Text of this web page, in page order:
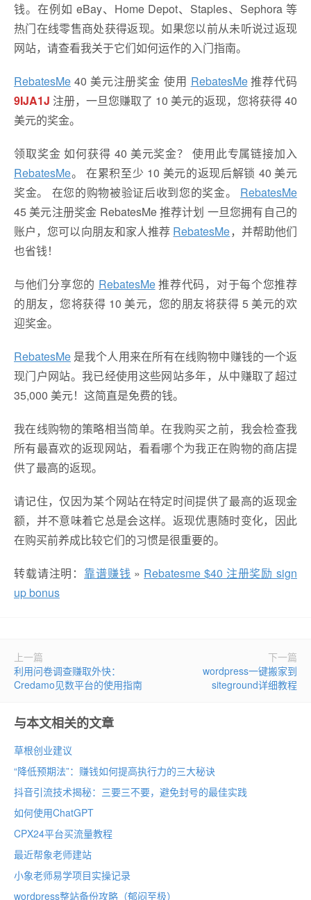
钱。在例如 eBay、Home Depot、Staples、Sephora 等
热门在线零售商处获得返现。如果您以前从未听说过返现
网站，请查看我关于它们如何运作的入门指南。
RebatesMe 40 美元注册奖金 使用 RebatesMe推荐代码
9IJA1J 注册，一旦您赚取了 10 美元的返现，您将获得 40
美元的奖金。
领取奖金 如何获得 40 美元奖金？ 使用此专属链接加入
RebatesMe。 在累积至少 10 美元的返现后解锁 40 美元
奖金。 在您的购物被验证后收到您的奖金。 RebatesMe
45 美元注册奖金 RebatesMe 推荐计划 一旦您拥有自己的
账户，您可以向朋友和家人推荐 RebatesMe，并帮助他们
也省钱！
与他们分享您的 RebatesMe推荐代码，对于每个您推荐
的朋友，您将获得 10 美元，您的朋友将获得 5 美元的欢
迎奖金。
RebatesMe 是我个人用来在所有在线购物中赚钱的一个返
现门户网站。我已经使用这些网站多年，从中赚取了超过
35,000 美元！这简直是免费的钱。
我在线购物的策略相当简单。在我购买之前，我会检查我
所有最喜欢的返现网站，看看哪个为我正在购物的商店提
供了最高的返现。
请记住，仅因为某个网站在特定时间提供了最高的返现金
额，并不意味着它总是会这样。返现优惠随时变化，因此
在购买前养成比较它们的习惯是很重要的。
转载请注明：靠谱赚钱 » Rebatesme $40 注册奖励 sign
up bonus
上一篇
利用问卷调查赚取外快：
Credamo见数平台的使用指南
下一篇
wordpress一键搬家到
siteground详细教程
与本文相关的文章
草根创业建议
“降低预期法”：赚钱如何提高执行力的三大秘诀
抖音引流技术揭秘：三要三不要，避免封号的最佳实践
如何使用ChatGPT
CPX24平台买流量教程
最近帮象老师建站
小象老师易学项目实操记录
wordpress整站备份攻略（郁闷至极）